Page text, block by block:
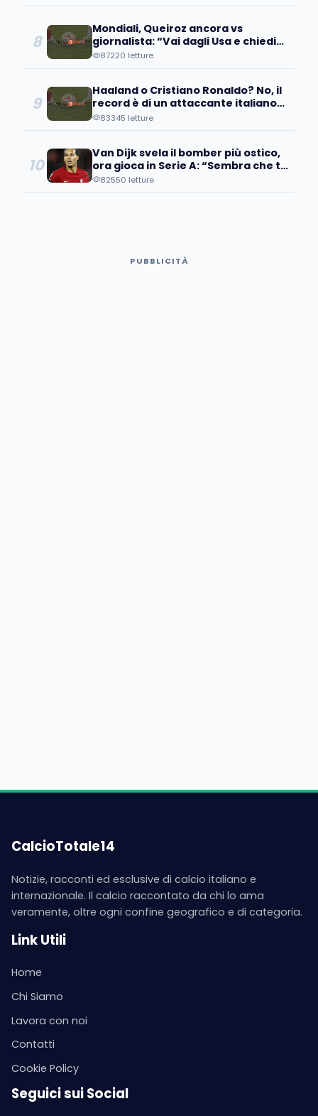
8
Mondiali, Queiroz ancora vs
giornalista: “Vai dagli Usa e chiedi
della ritirata delle loro truppe dall'...
87220 letture
9
Haaland o Cristiano Ronaldo? No, il
record è di un attaccante italiano
(nostalgico)
83345 letture
10
Van Dijk svela il bomber più ostico,
ora gioca in Serie A: “Sembra che tu
lo stia marcando bene, ma…”
82550 letture
PUBBLICITÀ
CalcioTotale14
Notizie, racconti ed esclusive di calcio italiano e
internazionale. Il calcio raccontato da chi lo ama
veramente, oltre ogni confine geografico e di categoria.
Link Utili
Home
Chi Siamo
Lavora con noi
Contatti
Cookie Policy
Seguici sui Social